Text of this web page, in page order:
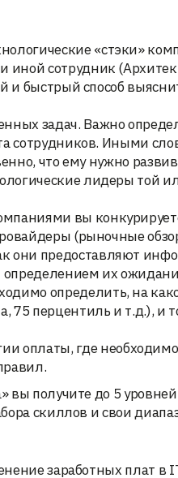
«стэки»
иной сотрудник
и быстрый способ
задач. Важно
сотрудников. Иными
что ему нужно
лидеры той
вы
(рыночные
они предоставляют
определением их
определить, на
перцентиль и т.д.), и
оплаты, где необходимо
вы получите до 5
скиллов и свои
заработных плат в